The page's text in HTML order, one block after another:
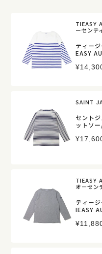
TIEASY
ーセンテ
ティー
EASY
ズ レデ
¥
SAINT
セント
ットソ
¥
TIEASY
オーセン
ティー
IEASY
ECK
¥